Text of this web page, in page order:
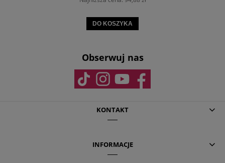
DO KOSZYKA
Obserwuj nas
KONTAKT
INFORMACJE